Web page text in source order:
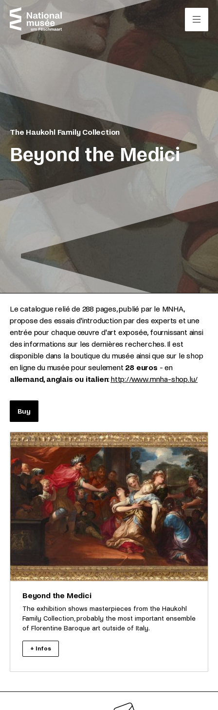
Skip to content
Beyond the Medici
The Haukohl Family Collection
Le catalogue relié de 288 pages, publié par le MNHA,
propose des essais d'introduction par des experts et une
entrée pour chaque œuvre d'art exposée, fournissant ainsi
des informations sur les dernières recherches. Il est
disponible dans la boutique du musée ainsi que sur le shop
en ligne du musée pour seulement 28 euros - en
allemand, anglais ou italien: http://www.mnha-shop.lu/
Buy
Beyond the Medici
The exhibition shows masterpieces from the Haukohl
Family Collection, probably the most important ensemble
of Florentine Baroque art outside of Italy.
+ Infos
Cookies management panel